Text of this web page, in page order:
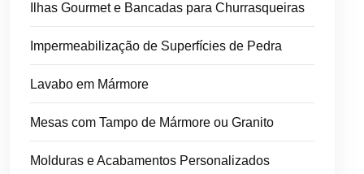
Ilhas Gourmet e Bancadas para Churrasqueiras
Impermeabilização de Superfícies de Pedra
Lavabo em Mármore
Mesas com Tampo de Mármore ou Granito
Molduras e Acabamentos Personalizados